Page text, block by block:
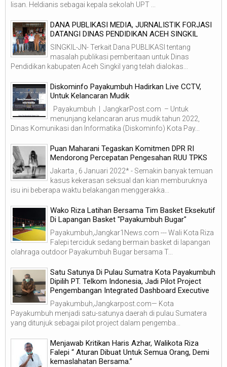
lisan. Heldianis sebagai kepala sekolah UPT ...
DANA PUBLIKASI MEDIA, JURNALISTIK FORJASI
DATANGI DINAS PENDIDIKAN ACEH SINGKIL
SINGKIL-JN- Terkait Dana PUBLIKASI tentang
masalah publikasi pemberitaan untuk Dinas
Pendidikan kabupaten Aceh Singkil yang telah dialokas...
Diskominfo Payakumbuh Hadirkan Live CCTV,
Untuk Kelancaran Mudik
Payakumbuh | JangkarPost.com – Untuk
menunjang kelancaran arus mudik tahun 2022,
Dinas Komunikasi dan Informatika (Diskominfo) Kota Pay...
Puan Maharani Tegaskan Komitmen DPR RI
Mendorong Percepatan Pengesahan RUU TPKS
Jakarta , 6 Januari 2022* - Semakin banyak temuan
kasus kekerasan seksual dan kian memburuknya
isu ini beberapa waktu belakangan menggerakka...
Wako Riza Latihan Bersama Tim Basket Eksekutif
Di Lapangan Basket "Payakumbuh Bugar"
Payakumbuh,Jangkar1News.com --- Wali Kota Riza
Falepi terciduk sedang bermain basket di lapangan
olahraga outdoor Payakumbuh Bugar bersama T...
Satu Satunya Di Pulau Sumatra Kota Payakumbuh
Dipilih PT. Telkom Indonesia, Jadi Pilot Project
Pengembangan Integrated Dashboard Executive
Payakumbuh,Jangkarpost.com— Kota
Payakumbuh menjadi satu-satunya daerah di pulau Sumatera
yang ditunjuk sebagai pilot project dalam pengemba...
Menjawab Kritikan Haris Azhar, Walikota Riza
Falepi “ Aturan Dibuat Untuk Semua Orang, Demi
kemaslahatan Bersama.”